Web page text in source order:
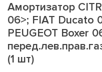
Амортизатор
06>; FIAT Ducato
PEUGEOT Boxer
(1 шт)